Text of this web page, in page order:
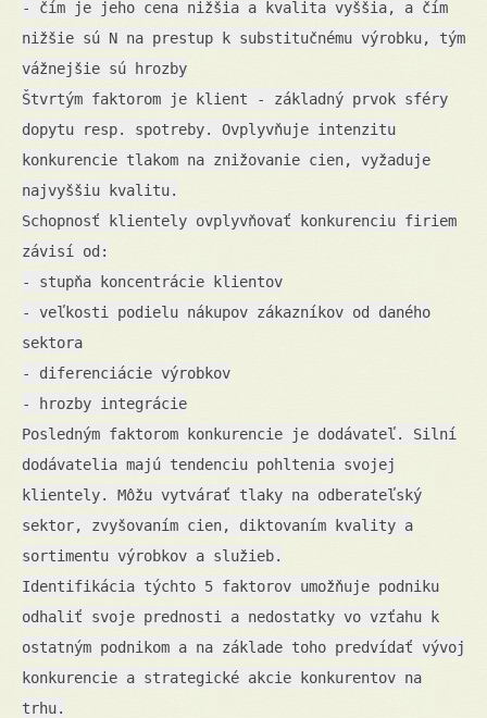
- čím je jeho cena nižšia a kvalita vyššia, a čím
nižšie sú N na prestup k substitučnému výrobku, tým
vážnejšie sú hrozby
Štvrtým faktorom je klient - základný prvok sféry
dopytu resp. spotreby. Ovplyvňuje intenzitu
konkurencie tlakom na znižovanie cien, vyžaduje
najvyššiu kvalitu.
Schopnosť klientely ovplyvňovať konkurenciu firiem
závisí od:
- stupňa koncentrácie klientov
- veľkosti podielu nákupov zákazníkov od daného
sektora
- diferenciácie výrobkov
- hrozby integrácie
Posledným faktorom konkurencie je dodávateľ. Silní
dodávatelia majú tendenciu pohltenia svojej
klientely. Môžu vytvárať tlaky na odberateľský
sektor, zvyšovaním cien, diktovaním kvality a
sortimentu výrobkov a služieb.
Identifikácia týchto 5 faktorov umožňuje podniku
odhaliť svoje prednosti a nedostatky vo vzťahu k
ostatným podnikom a na základe toho predvídať vývoj
konkurencie a strategické akcie konkurentov na
trhu.